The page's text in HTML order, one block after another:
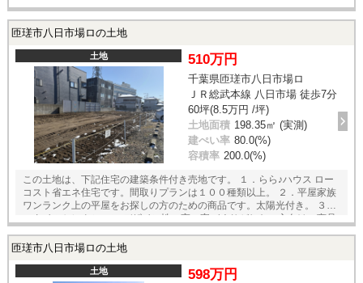
匝瑳市八日市場ロの土地
土地 510万円
千葉県匝瑳市八日市場ロ
ＪＲ総武本線 八日市場 徒歩7分
60坪(8.5万円 /坪)
土地面積 198.35㎡ (実測)
建ぺい率 80.0(%)
容積率 200.0(%)
この土地は、下記住宅の建築条件付き売地です。 １．らら♪ハウス ロー
コスト省エネ住宅です。間取りプランは１００種類以上。 ２．平屋家族
ワンランク上の平屋をお探しの方のための商品です。太陽光付き。 ３．
スタイルセレクション デザイン性の高い家づくりがしたい方向けの商品
務所、貸家の建築も可能です。 どんな家が建つのかな？ どんな土地か
匝瑳市八日市場ロの土地
土地 598万円